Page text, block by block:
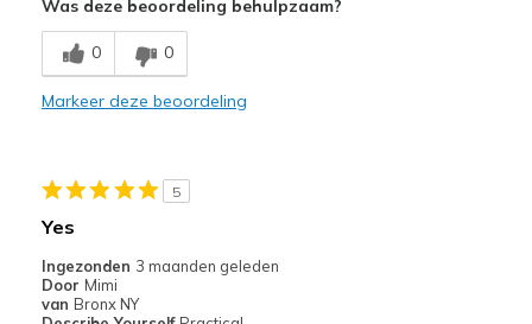
Breathe Well
Comfortable
Casual Wear
Width
Feels true to width
Sizing
View On Shoes
I'm Really Into Shoes
Was deze beoordeling behulpzaam?
0 0
Markeer deze beoordeling
5
Yes
Ingezonden 3 maanden geleden
Door Mimi
van Bronx NY